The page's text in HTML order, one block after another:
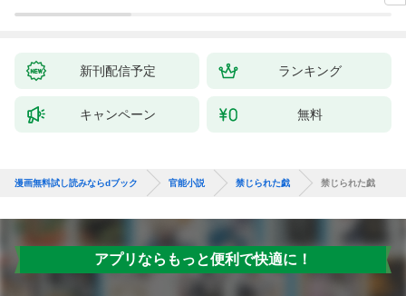
新刊配信予定 ランキング
キャンペーン 無料
漫画無料試し読みならdブック 官能小説 禁じられた戯 禁じられた戯
アプリならもっと便利で快適に！